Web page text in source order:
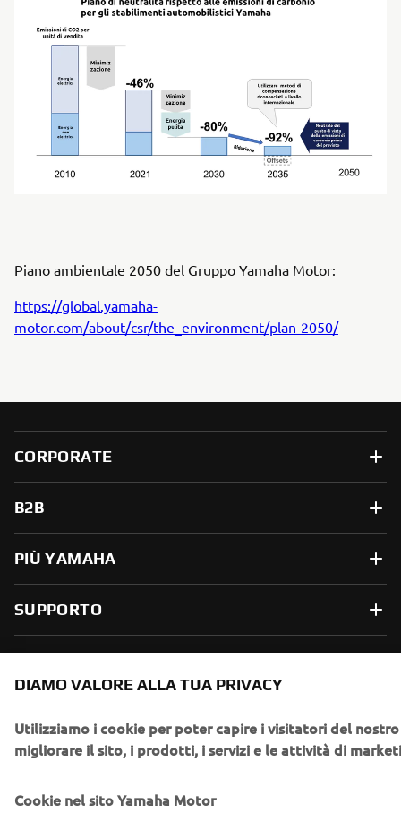
Piano ambientale 2050 del Gruppo Yamaha Motor:
https://global.yamaha-
motor.com/about/csr/the_environment/plan-2050/
CORPORATE
B2B
PIÙ YAMAHA
SUPPORTO
nuove uscite e molto altro
DIAMO VALORE ALLA TUA PRIVACY
Utilizziamo i cookie per poter capire i visitatori del
migliorare il sito, i prodotti, i servizi e le attività di
Cookie nel sito Yamaha Motor